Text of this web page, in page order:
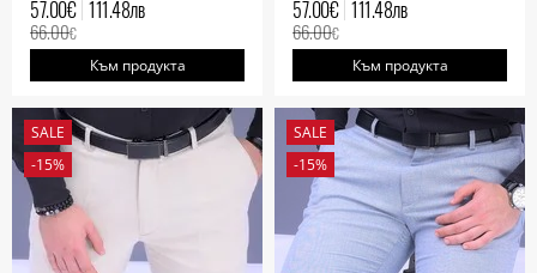
57.00€ 111.48лв
66.00€
Към продукта
57.00€ 111.48лв
66.00€
Към продукта
SALE
-15%
SALE
-15%